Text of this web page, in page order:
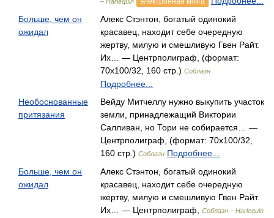
Больше, чем он
ожидал
Алекс Стэнтон, богатый одинокий
красавец, находит себе очередную
жертву, милую и смешливую Гвен Райт.
Их… — Центрполиграф, (формат:
70x100/32, 160 стр.) Соблазн
Подробнее...
Необоснованные
притязания
Вейду Митчеллу нужно выкупить участок
земли, принадлежащий Виктории
Салливан, но Тори не собирается… —
Центрполиграф, (формат: 70x100/32,
160 стр.) Соблазн Подробнее...
Больше, чем он
ожидал
Алекс Стэнтон, богатый одинокий
красавец, находит себе очередную
жертву, милую и смешливую Гвен Райт.
Их… — Центрполиграф,
Соблазн – Harlequin